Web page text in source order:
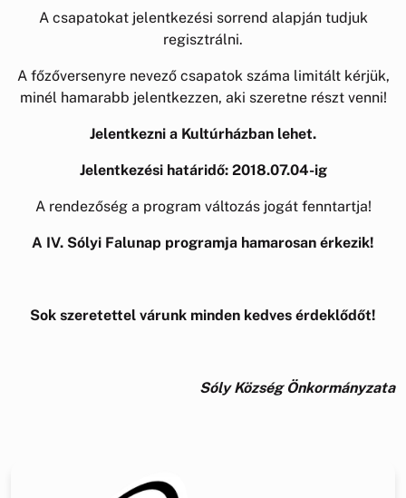
A csapatokat jelentkezési sorrend alapján tudjuk
regisztrálni.
A főzőversenyre nevező csapatok száma limitált kérjük,
minél hamarabb jelentkezzen, aki szeretne részt venni!
Jelentkezni a Kultúrházban lehet.
Jelentkezési határidő: 2018.07.04-ig
A rendezőség a program változás jogát fenntartja!
A IV. Sólyi Falunap programja hamarosan érkezik!
Sok szeretettel várunk minden kedves érdeklődőt!
Sóly Község Önkormányzata